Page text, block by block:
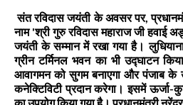
संत रविदास जयंती के अवसर पर,
नाम 'श्री गुरु रविदास महाराज जी हवाई
जयंती के सम्मान में रखा गया है।
ग्रीन टर्मिनल भवन का भी उद्घाटन
आवागमन को सुगम बनाएगा और पंजाब के
कनेक्टिविटी प्रदान करेगा। इसमें